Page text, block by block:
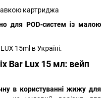
картриджа
для POD-систем із малою
Bar Lux 15 мл: вейп
в користуванні жижу для